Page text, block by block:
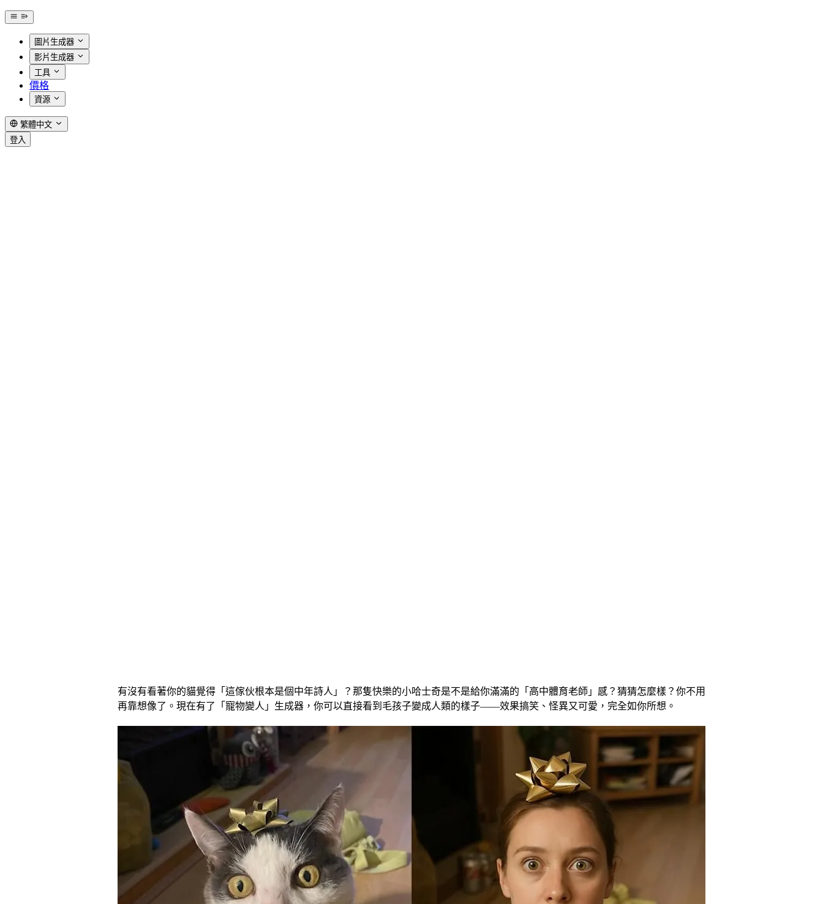
圖片生成器
影片生成器
工具
價格
資源
繁體中文
登入
有沒有看著你的貓覺得「這傢伙根本是個中年詩人」？那隻快樂的小哈士奇是不是給你滿滿的「高中體育老師」感？猜猜怎麼樣？你不用
再靠想像了。現在有了「寵物變人」生成器，你可以直接看到毛孩子變成人類的樣子——效果搞笑、怪異又可愛，完全如你所想。